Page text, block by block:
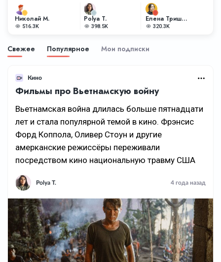
Николай М.
516.3K
Polya T.
398.5K
Елена Тришкина
320.3K
Свежее Популярное Мои подписки
Кино
Фильмы про Вьетнамскую войну
Вьетнамская война длилась больше пятнадцати
лет и стала популярной темой в кино. Фрэнсис
Форд Коппола, Оливер Стоун и другие
амерканские режиссёры переживали
посредством кино национальную травму США
Polya T. 4 года назад